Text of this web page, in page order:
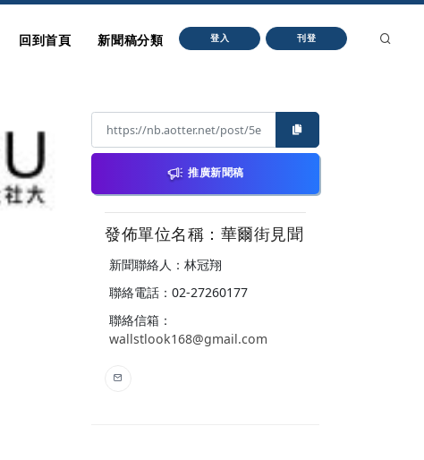
回到首頁 新聞稿分類 登入 刊登
推廣新聞稿
發佈單位名稱：華爾街見聞
新聞聯絡人：林冠翔
聯絡電話：02-27260177
聯絡信箱：
wallstlook168@gmail.com